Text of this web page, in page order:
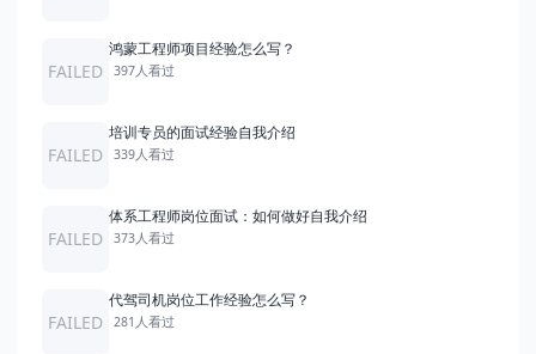
FAILED
鸿蒙工程师项目经验怎么写？
397人看过
FAILED
培训专员的面试经验自我介绍
339人看过
FAILED
体系工程师岗位面试：如何做好自我介绍
373人看过
FAILED
代驾司机岗位工作经验怎么写？
281人看过